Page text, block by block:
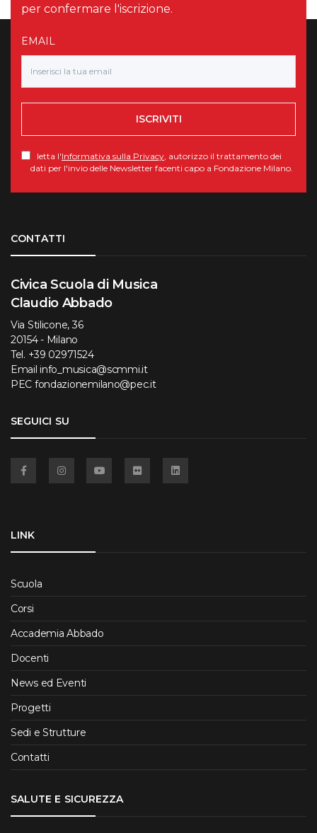
per confermare l'iscrizione.
EMAIL
ISCRIVITI
letta l'Informativa sulla Privacy, autorizzo il trattamento dei
dati per l'invio delle Newsletter facenti capo a Fondazione Milano.
CONTATTI
Civica Scuola di Musica
Claudio Abbado
Via Stilicone, 36
20154 - Milano
Tel. +39 02971524
Email info_musica@scmmi.it
PEC fondazionemilano@pec.it
SEGUICI SU
LINK
Scuola
Corsi
Accademia Abbado
Docenti
News ed Eventi
Progetti
Sedi e Strutture
Contatti
SALUTE E SICUREZZA